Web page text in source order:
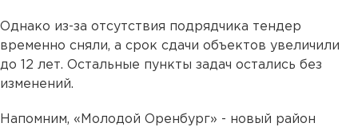
Однако из-за отсутствия подрядчика тендер
временно сняли, а срок сдачи объектов увеличили
до 12 лет. Остальные пункты задач остались без
изменений.
Напомним, «Молодой Оренбург» - новый район